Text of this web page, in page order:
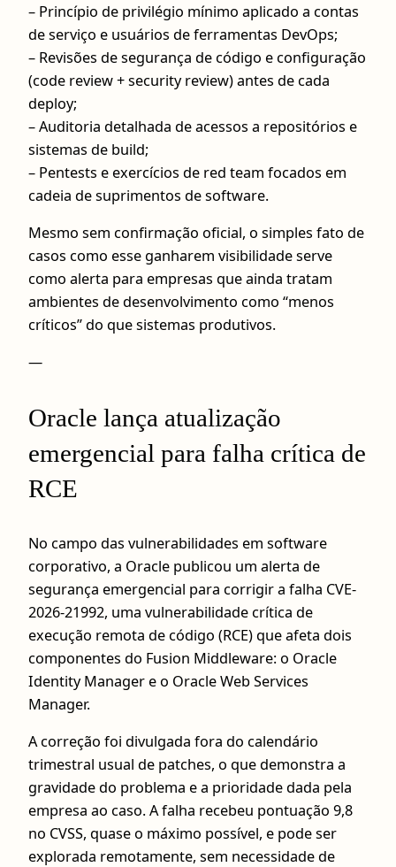
– Princípio de privilégio mínimo aplicado a contas
de serviço e usuários de ferramentas DevOps;
– Revisões de segurança de código e configuração
(code review + security review) antes de cada
deploy;
– Auditoria detalhada de acessos a repositórios e
sistemas de build;
– Pentests e exercícios de red team focados em
cadeia de suprimentos de software.
Mesmo sem confirmação oficial, o simples fato de
casos como esse ganharem visibilidade serve
como alerta para empresas que ainda tratam
ambientes de desenvolvimento como “menos
críticos” do que sistemas produtivos.
—
Oracle lança atualização
emergencial para falha crítica de
RCE
No campo das vulnerabilidades em software
corporativo, a Oracle publicou um alerta de
segurança emergencial para corrigir a falha CVE-
2026-21992, uma vulnerabilidade crítica de
execução remota de código (RCE) que afeta dois
componentes do Fusion Middleware: o Oracle
Identity Manager e o Oracle Web Services
Manager.
A correção foi divulgada fora do calendário
trimestral usual de patches, o que demonstra a
gravidade do problema e a prioridade dada pela
empresa ao caso. A falha recebeu pontuação 9,8
no CVSS, quase o máximo possível, e pode ser
explorada remotamente, sem necessidade de